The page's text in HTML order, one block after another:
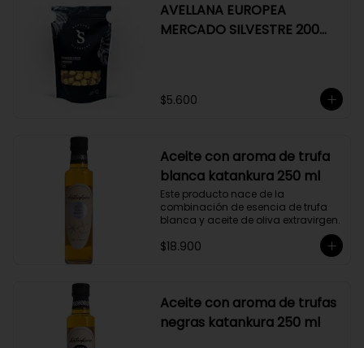
AVELLANA EUROPEA
MERCADO SILVESTRE 200
$5.600
Aceite con aroma de trufa
blanca katankura 250 ml
Este producto nace de la
combinación de esencia de trufa
blanca y aceite de oliva extravirgen.
$18.900
Aceite con aroma de trufas
negras katankura 250 ml